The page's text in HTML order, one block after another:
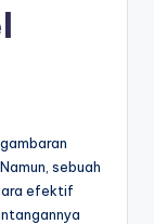
sebuah
efektif